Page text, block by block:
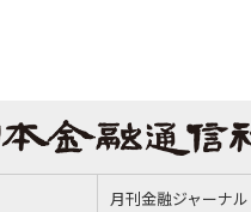
月刊金融ジャーナル